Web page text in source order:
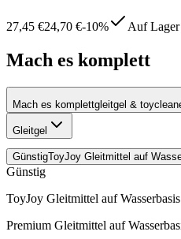
27,45 €24,70 €-10% Auf Lager
Mach es komplett
Mach es komplettgleitgel &
Gleitgel
GünstigToyJoy Gleitmittel auf
Günstig
ToyJoy Gleitmittel auf
Premium Gleitmittel auf